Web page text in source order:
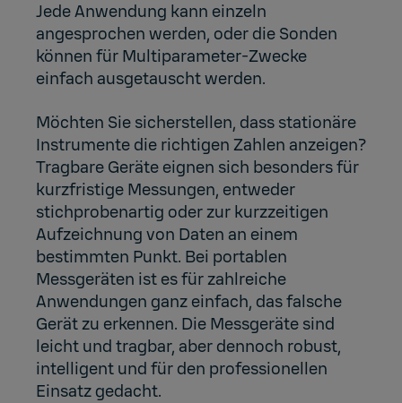
Jede Anwendung kann einzeln
angesprochen werden, oder die Sonden
können für Multiparameter-Zwecke
einfach ausgetauscht werden.
Möchten Sie sicherstellen, dass stationäre
Instrumente die richtigen Zahlen anzeigen?
Tragbare Geräte eignen sich besonders für
kurzfristige Messungen, entweder
stichprobenartig oder zur kurzzeitigen
Aufzeichnung von Daten an einem
bestimmten Punkt. Bei portablen
Messgeräten ist es für zahlreiche
Anwendungen ganz einfach, das falsche
Gerät zu erkennen. Die Messgeräte sind
leicht und tragbar, aber dennoch robust,
intelligent und für den professionellen
Einsatz gedacht.